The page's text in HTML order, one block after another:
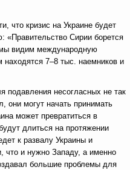
что кризис на Украине будет
«Правительство Сирии борется
мы видим международную
7–8 тыс. наемников и
несогласных не так
они могут начать принимать
может превратиться в
длиться на протяжении
к развалу Украины и
что и нужно Западу, а именно
большие проблемы для